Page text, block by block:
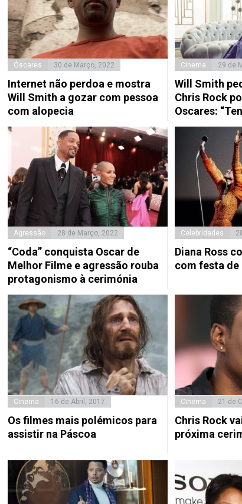
Óscares 30 de Março, 2022
Internet não perdoa e mostra
Will Smith a gozar com pessoa
com alopecia
Cinema 29 de
Will Smith
Chris Rock
Oscares:
Agressão 28 de Março, 2022
“Coda” conquista Oscar de
Melhor Filme e agressão rouba
protagonismo à cerimónia
Celebridades
Diana Ross
com festa de
Cinema 16 de Abril, 2017
Os filmes mais polémicos para
assistir na Páscoa
Cinema 21 de
Chris Rock
próxima